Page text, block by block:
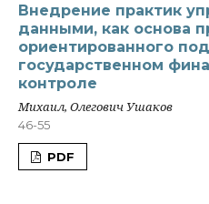
Внедрение практик
данными, как основа
ориентированного
государственном
контроле
Михаил, Олегович Ушаков
46-55
PDF